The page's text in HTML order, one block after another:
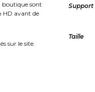
boutique sont
HD avant de
sur le site.
Support
Taille